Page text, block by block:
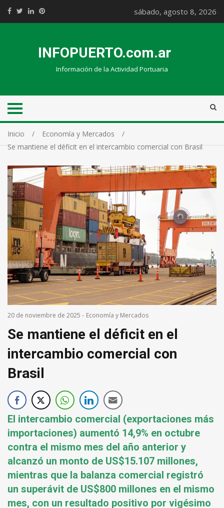
sábado, agosto 8, 2026
INFOPUERTO.com.ar
Información de la Actividad Portuaria
Inicio
Economía y Mercados
Se mantiene el déficit en el intercambio comercial con Brasil
20 de noviembre de 2025 - Economía y Mercados
Se mantiene el déficit en el
intercambio comercial con
Brasil
El intercambio comercial (exportaciones más
importaciones) aumentó 14,9% en octubre
contra el mismo mes del año anterior y
alcanzó un monto de US$15.107 millones,
mientras que la balanza comercial registró
un superávit de US$800 millones en el mismo
mes, con un resultado positivo por vigésimo